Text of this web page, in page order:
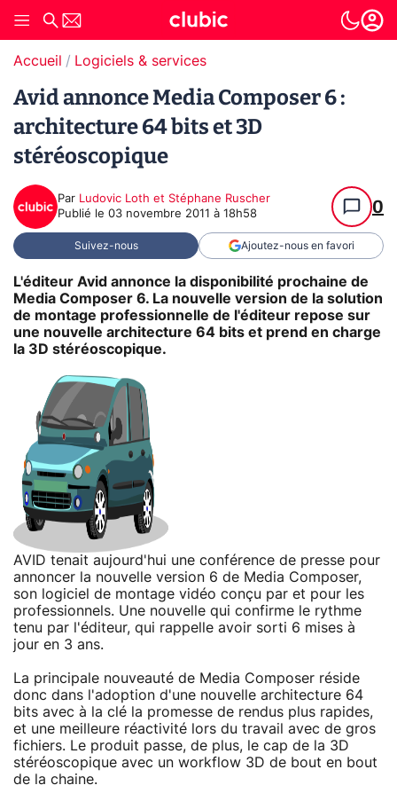
Accueil Logiciels & services
Avid annonce Media Composer 6 :
architecture 64 bits et 3D
stéréoscopique
Par Ludovic Loth et Stéphane Ruscher
Publié le 03 novembre 2011 à 18h58 0
Suivez-nous Ajoutez-nous en favori
L'éditeur Avid annonce la disponibilité prochaine de
Media Composer 6. La nouvelle version de la solution
de montage professionnelle de l'éditeur repose sur
une nouvelle architecture 64 bits et prend en charge
la 3D stéréoscopique.
AVID tenait aujourd'hui une conférence de presse pour
annoncer la nouvelle version 6 de Media Composer,
son logiciel de montage vidéo conçu par et pour les
professionnels. Une nouvelle qui confirme le rythme
tenu par l'éditeur, qui rappelle avoir sorti 6 mises à
jour en 3 ans.
La principale nouveauté de Media Composer réside
donc dans l'adoption d'une nouvelle architecture 64
bits avec à la clé la promesse de rendus plus rapides,
et une meilleure réactivité lors du travail avec de gros
fichiers. Le produit passe, de plus, le cap de la 3D
stéréoscopique avec un workflow 3D de bout en bout
de la chaine.